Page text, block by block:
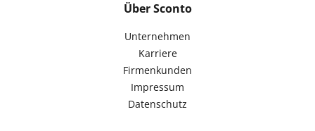
Über Sconto
Unternehmen
Karriere
Firmenkunden
Impressum
Datenschutz